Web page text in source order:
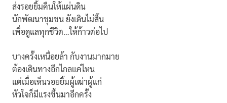
ส่งรอยยิ้มคืนให้แผ่นดิน
นักพัฒนาชุมชน ยังเดินไม่สิ้น
เพื่อดูแลทุกชีวิต…ให้ก้าวต่อไป
บางครั้งเหนื่อยล้า กับงานมากมาย
ต้องเดินทางอีกไกลแค่ไหน
แต่เมื่อเห็นรอยยิ้มผู้เฒ่าผู้แก่
หัวใจก็มีแรงขึ้นมาอีกครั้ง